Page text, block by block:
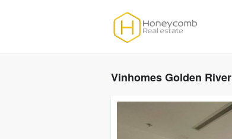
Vinhomes Golden River